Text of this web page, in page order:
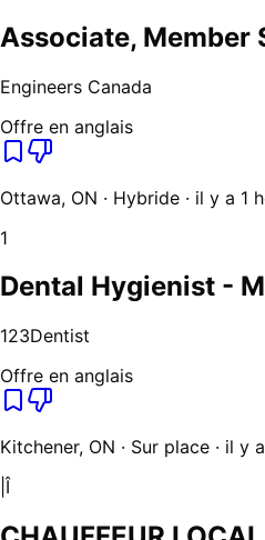
Associate, Member
Engineers Canada
Offre en anglais
Ottawa, ON · Hybride · il y a 1
1
Dental Hygienist -
123Dentist
Offre en anglais
Kitchener, ON · Sur place · il y
|Î